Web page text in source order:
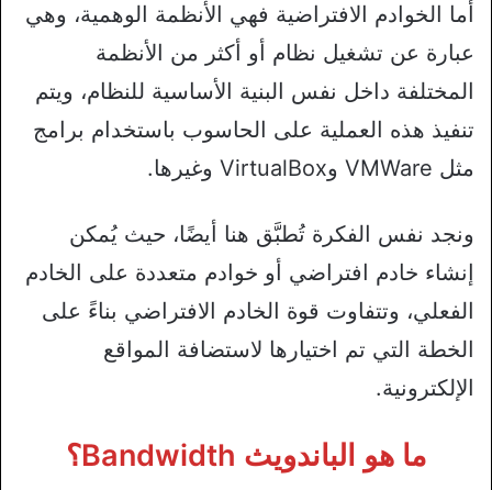
أما الخوادم الافتراضية فهي الأنظمة الوهمية، وهي
عبارة عن تشغيل نظام أو أكثر من الأنظمة
المختلفة داخل نفس البنية الأساسية للنظام، ويتم
تنفيذ هذه العملية على الحاسوب باستخدام برامج
مثل VMWare وVirtualBox وغيرها.
ونجد نفس الفكرة تُطبَّق هنا أيضًا، حيث يُمكن
إنشاء خادم افتراضي أو خوادم متعددة على الخادم
الفعلي، وتتفاوت قوة الخادم الافتراضي بناءً على
الخطة التي تم اختيارها لاستضافة المواقع
الإلكترونية.
ما هو الباندويث Bandwidth؟